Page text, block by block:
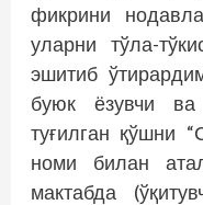
фикрини
уларни тўла-
эшитиб
буюк ёзувчи
туғилган қўшни
номи билан
мактабда